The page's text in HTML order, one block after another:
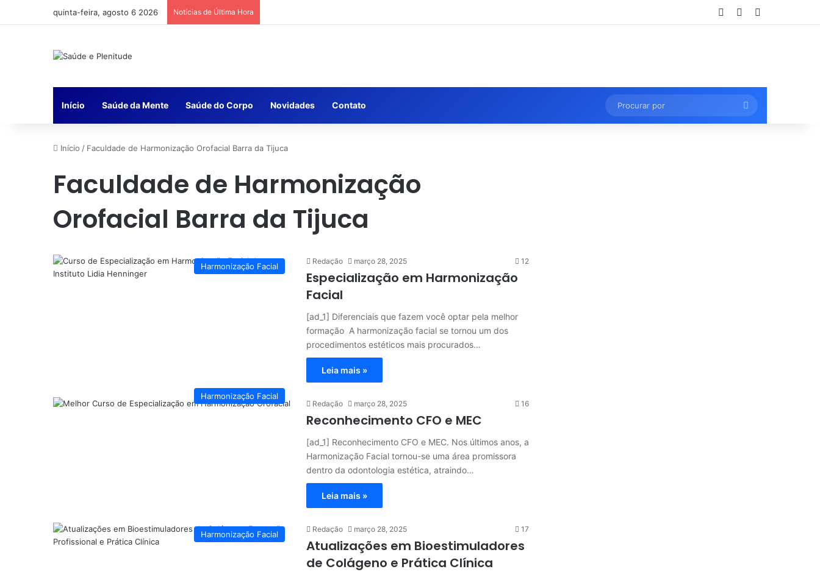
quinta-feira, agosto 6 2026 Notícias de Última Hora Entrar Artigo aleatório
Início Saúde da Mente Saúde do Corpo Novidades Contato
Procurar
por
Início / Faculdade de Harmonização Orofacial Barra da Tijuca
Faculdade de Harmonização
Orofacial Barra da Tijuca
Harmonização Facial
Redação março 28, 2025 12
Especialização em Harmonização
Facial
[ad_1] Diferenciais que fazem você optar pela melhor
formação A harmonização facial se tornou um dos
procedimentos estéticos mais procurados…
Leia mais »
Harmonização Facial
Redação março 28, 2025 16
Reconhecimento CFO e MEC
[ad_1] Reconhecimento CFO e MEC. Nos últimos anos, a
Harmonização Facial tornou-se uma área promissora
dentro da odontologia estética, atraindo…
Leia mais »
Harmonização Facial
Redação março 28, 2025 17
Atualizações em Bioestimuladores
de Colágeno e Prática Clínica